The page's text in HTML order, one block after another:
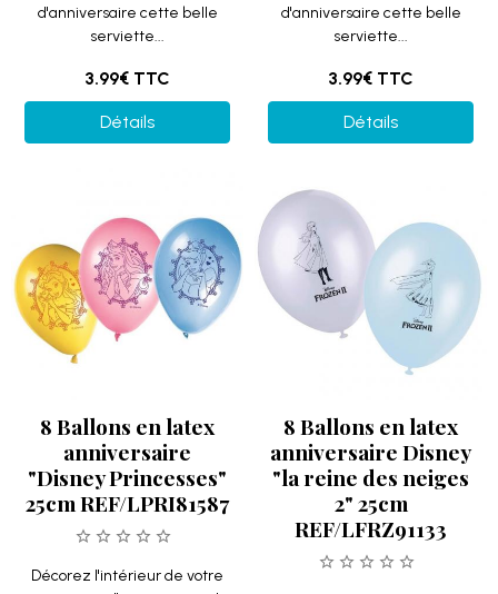
d'anniversaire cette belle
serviette...
3.99€ TTC
Détails
d'anniversaire cette belle
serviette...
3.99€ TTC
Détails
8 Ballons en latex
anniversaire
"Disney Princesses"
25cm REF/LPRI81587
Décorez l'intérieur de votre
8 Ballons en latex
anniversaire Disney
"la reine des neiges
2" 25cm
REF/LFRZ91133